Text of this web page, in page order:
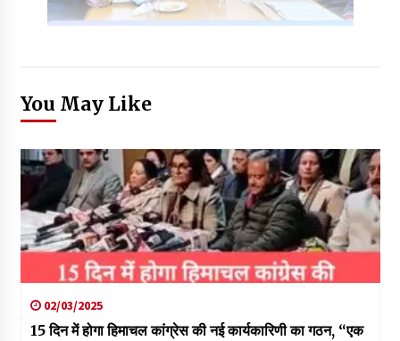
You May Like
02/03/2025
15 दिन में होगा हिमाचल कांग्रेस की नई कार्यकारिणी का गठन, “एक